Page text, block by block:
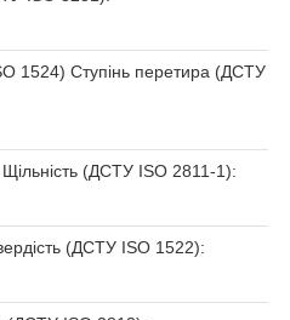
1524) Ступінь перетира (ДСТУ
(ДСТУ ISO 2811-1):
(ДСТУ ISO 1522):